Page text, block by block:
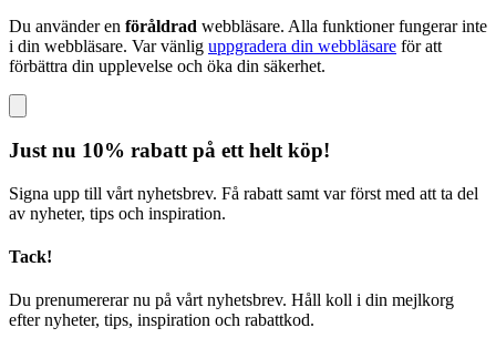
Du använder en föråldrad webbläsare. Alla funktioner fungerar inte
i din webbläsare. Var vänlig uppgradera din webbläsare för att
förbättra din upplevelse och öka din säkerhet.
Just nu 10% rabatt på ett helt köp!
Signa upp till vårt nyhetsbrev. Få rabatt samt var först med att ta del
av nyheter, tips och inspiration.
Tack!
Du prenumererar nu på vårt nyhetsbrev. Håll koll i din mejlkorg
efter nyheter, tips, inspiration och rabattkod.